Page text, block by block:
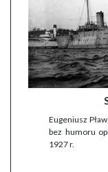
Eugeniusz
bez humoru
1927 r.